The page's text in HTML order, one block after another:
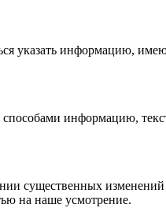
указать информацию,
информацию,
существенных
на наше усмотрение.